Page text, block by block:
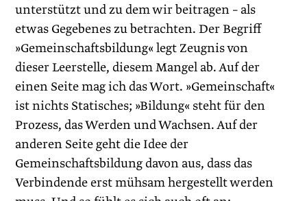
unterstützt und zu dem wir beitragen – als
etwas Gegebenes zu betrachten. Der Begriff
»Gemeinschaftsbildung« legt Zeugnis von
dieser Leerstelle, diesem Mangel ab. Auf der
einen Seite mag ich das Wort. »Gemeinschaft«
ist nichts Statisches; »Bildung« steht für den
Prozess, das Werden und Wachsen. Auf der
anderen Seite geht die Idee der
Gemeinschaftsbildung davon aus, dass das
Verbindende erst mühsam hergestellt werden